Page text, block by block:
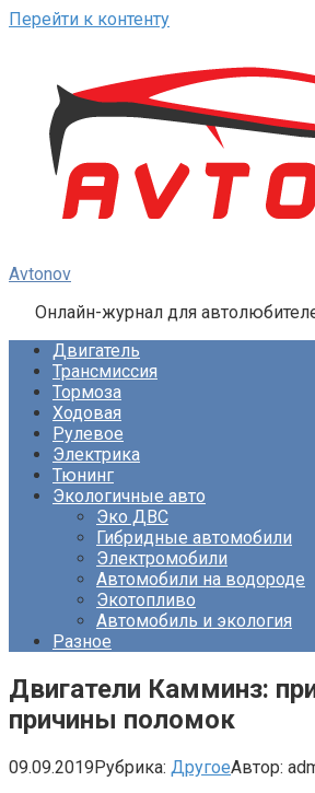
Перейти к контенту
Avtonov
Онлайн-журнал для
Двигатель
Трансмиссия
Тормоза
Ходовая
Рулевое
Электрика
Тюнинг
Экологичные авто
Эко ДВС
Гибридные автомобили
Электромобили
Автомобили на водороде
Экотопливо
Автомобиль и экология
Разное
Двигатели Камминз:
причины поломок
09.09.2019Рубрика: ДругоеАвтор: